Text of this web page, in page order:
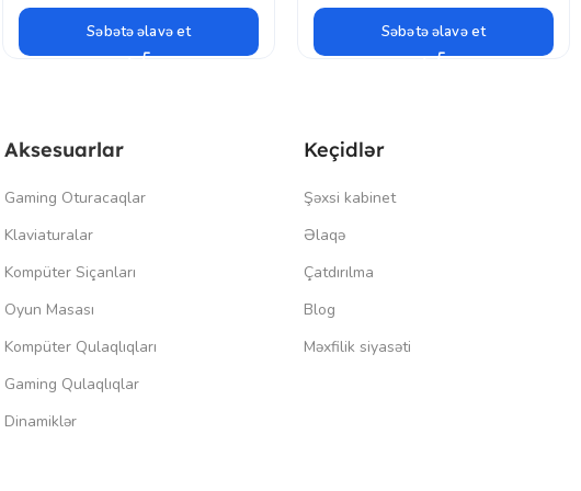
Səbətə əlavə et Səbətə əlavə et
Aksesuarlar
Gaming Oturacaqlar
Klaviaturalar
Kompüter Siçanları
Oyun Masası
Kompüter Qulaqlıqları
Gaming Qulaqlıqlar
Dinamiklər
Keçidlər
Şəxsi kabinet
Əlaqə
Çatdırılma
Blog
Məxfilik siyasəti